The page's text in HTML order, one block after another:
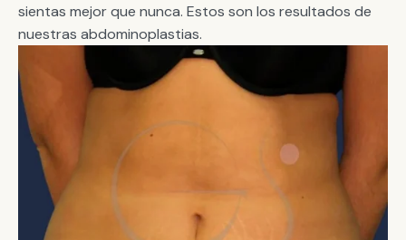
sientas mejor que nunca. Estos son los resultados de
nuestras abdominoplastias.